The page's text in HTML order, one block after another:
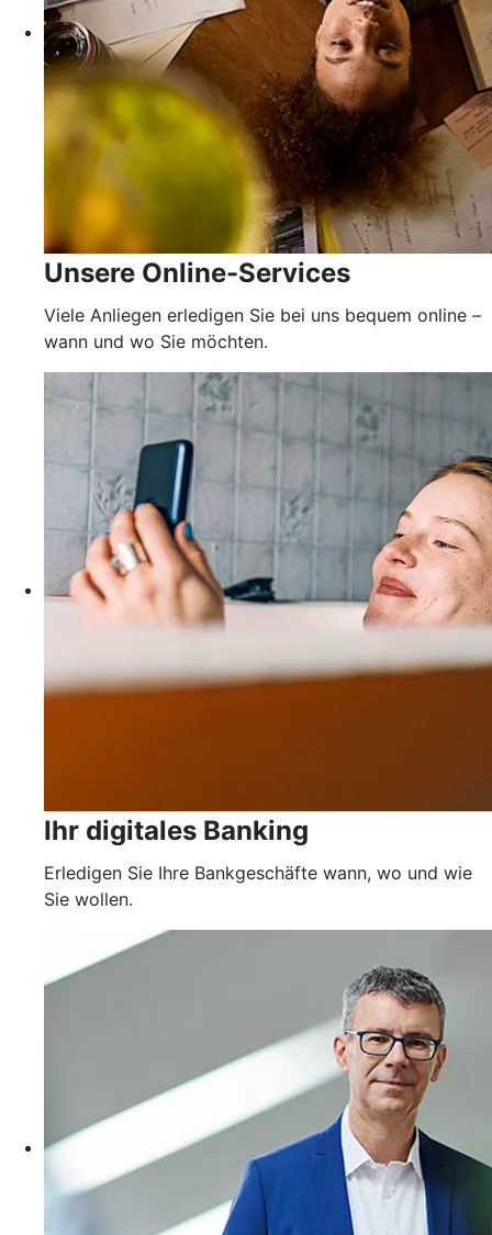
Unsere Online-Services
Viele Anliegen erledigen Sie bei uns bequem online –
wann und wo Sie möchten.
Ihr digitales Banking
Erledigen Sie Ihre Bankgeschäfte wann, wo und wie
Sie wollen.